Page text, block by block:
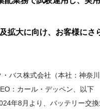
Fighter（販
タルサイト
プ
アル・電池の回収・リサ
する基本方針
関ース
タマーサポート
拡大に向け、お客様にさ
バス株式会社（本社：神奈川
：カール・デッペン、以下
年8月より、バッテリー交